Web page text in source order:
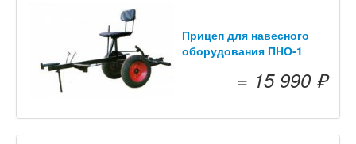
Прицеп для навесного
оборудования ПНО-1
= 15 990 ₽